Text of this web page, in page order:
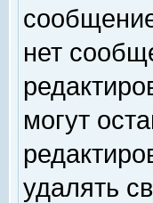
нет
могут
удалять